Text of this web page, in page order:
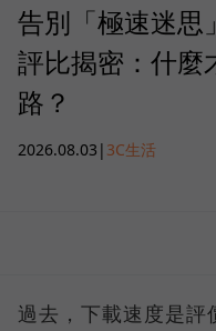
告別「極速迷
評比揭密：什麼
路？
2026.08.03 | 3C生活
過去，下載速度是評